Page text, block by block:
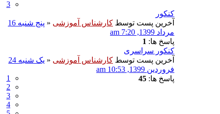
3
کنکور
آخرین پست توسط کارشناس آموزشی «
پنج شنبه 16
مرداد 1399, 7:20 am
پاسخ ها: 1
کنکور سراسری
آخرین پست توسط کارشناس آموزشی «
یک شنبه 24
فروردین 1399, 10:53 am
پاسخ ها: 45
1
2
3
4